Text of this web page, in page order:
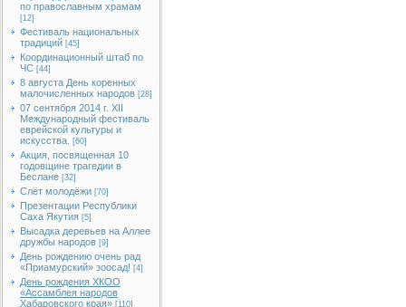
по православным храмам
[12]
Фестиваль национальных
традиций [45]
Координационный штаб по
ЧС [44]
8 августа День коренных
малочисленных народов [28]
07 сентября 2014 г. XII
Международный фестиваль
еврейской культуры и
искусства.
[60]
Акция, посвященная 10
годовщине трагедии в
Беслане [32]
Слёт молодёжи [70]
Презентации Республики
Саха Якутия [5]
Высадка деревьев на Аллее
дружбы народов [9]
День рождению очень рад
«Приамурский» зоосад! [4]
День рождения ХКОО
«Ассамблея народов
Хабаровского края» [110]